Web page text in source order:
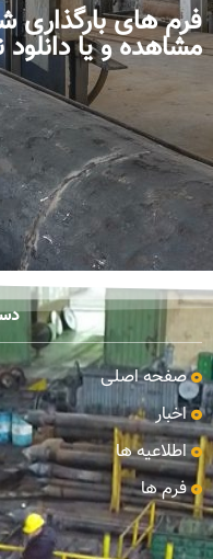
فرم های بارگذاری
مشاهده و یا دانلود
صفحه اصلی
اخبار
اطلاعیه ها
فرم ها